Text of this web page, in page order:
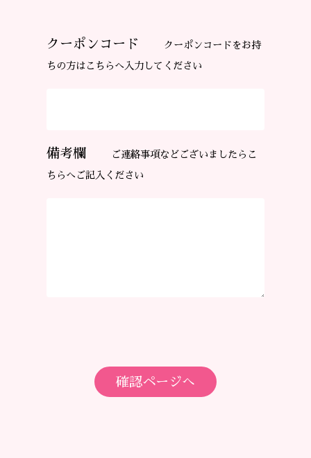
クーポンコード クーポンコードをお持
ちの方はこちらへ入力してください
備考欄 ご連絡事項などございましたらこ
ちらへご記入ください